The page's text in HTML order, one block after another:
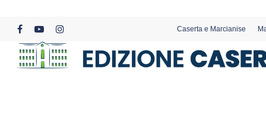
content
facebookyoutubeinstagram
Caserta e Marcianise